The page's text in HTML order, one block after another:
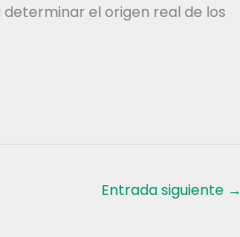
el origen real de los
Entrada siguiente →